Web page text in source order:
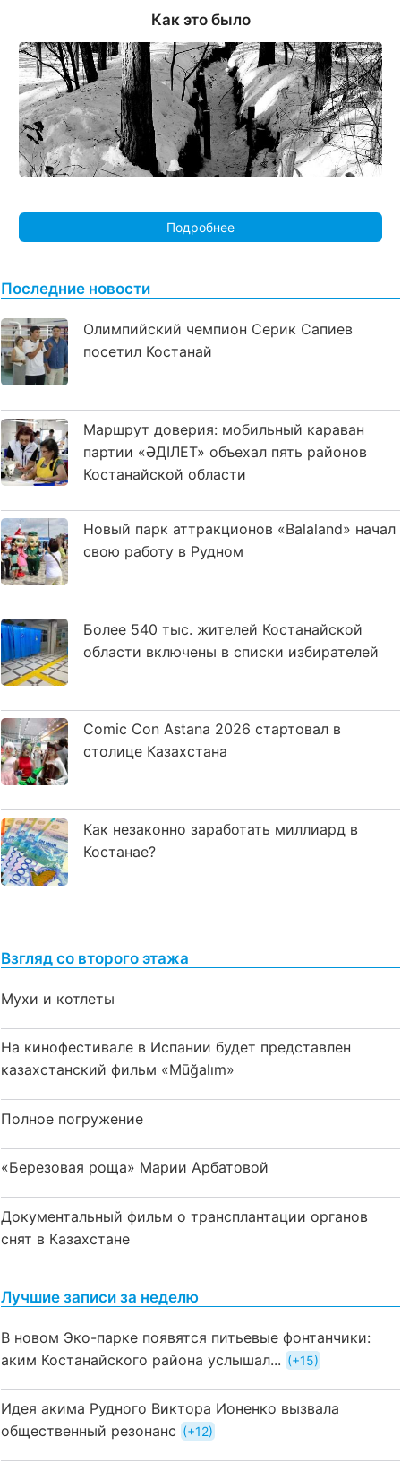
Как это было
Подробнее
Последние новости
Олимпийский чемпион Серик Сапиев
посетил Костанай
Маршрут доверия: мобильный караван
партии «ӘДІЛЕТ» объехал пять районов
Костанайской области
Новый парк аттракционов «Balaland» начал
свою работу в Рудном
Более 540 тыс. жителей Костанайской
области включены в списки избирателей
Comic Con Astana 2026 стартовал в
столице Казахстана
Как незаконно заработать миллиард в
Костанае?
Взгляд со второго этажа
Мухи и котлеты
На кинофестивале в Испании будет представлен
казахстанский фильм «Mūğalım»
Полное погружение
«Березовая роща» Марии Арбатовой
Документальный фильм о трансплантации органов
снят в Казахстане
Лучшие записи за неделю
В новом Эко-парке появятся питьевые фонтанчики:
аким Костанайского района услышал...
+15
Идея акима Рудного Виктора Ионенко вызвала
общественный резонанс
+12